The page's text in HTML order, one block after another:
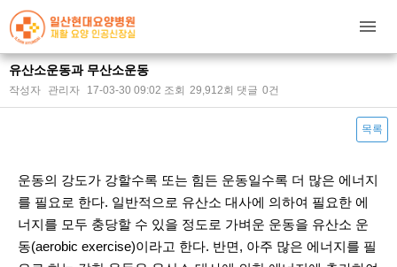
유산소운동과 무산소운동
작성자 관리자 17-03-30 09:02 조회 29,912회 댓글 0건
목록
운동의 강도가 강할수록 또는 힘든 운동일수록 더 많은 에너지
를 필요로 한다. 일반적으로 유산소 대사에 의하여 필요한 에
너지를 모두 충당할 수 있을 정도로 가벼운 운동을 유산소 운
동(aerobic exercise)이라고 한다. 반면, 아주 많은 에너지를 필